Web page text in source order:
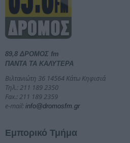
89,8 ΔΡΟΜΟΣ fm
ΠΑΝΤΑ ΤΑ ΚΑΛΥΤΕΡΑ
Βιλτανιώτη 36 14564 Κάτω Κηφισιά
Τηλ.: 211 189 2350
Fax.: 211 189 2359
e-mail: info@dromosfm.gr
Εμπορικό Τμήμα